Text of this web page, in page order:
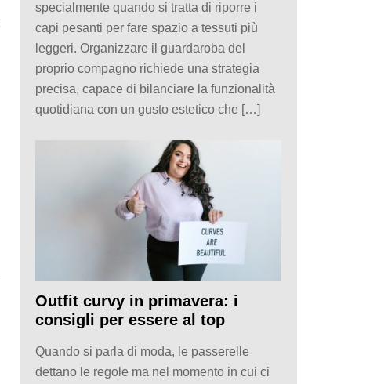
specialmente quando si tratta di riporre i
capi pesanti per fare spazio a tessuti più
leggeri. Organizzare il guardaroba del
proprio compagno richiede una strategia
precisa, capace di bilanciare la funzionalità
quotidiana con un gusto estetico che […]
Outfit curvy in primavera: i
consigli per essere al top
Quando si parla di moda, le passerelle
dettano le regole ma nel momento in cui ci